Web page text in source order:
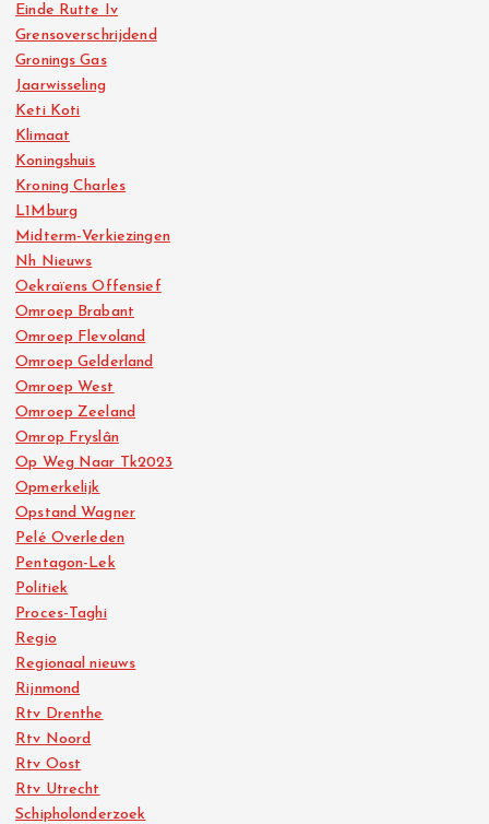
Einde Rutte Iv
Grensoverschrijdend
Gronings Gas
Jaarwisseling
Keti Koti
Klimaat
Koningshuis
Kroning Charles
L1Mburg
Midterm-Verkiezingen
Nh Nieuws
Oekraïens Offensief
Omroep Brabant
Omroep Flevoland
Omroep Gelderland
Omroep West
Omroep Zeeland
Omrop Fryslân
Op Weg Naar Tk2023
Opmerkelijk
Opstand Wagner
Pelé Overleden
Pentagon-Lek
Politiek
Proces-Taghi
Regio
Regionaal nieuws
Rijnmond
Rtv Drenthe
Rtv Noord
Rtv Oost
Rtv Utrecht
Schipholonderzoek